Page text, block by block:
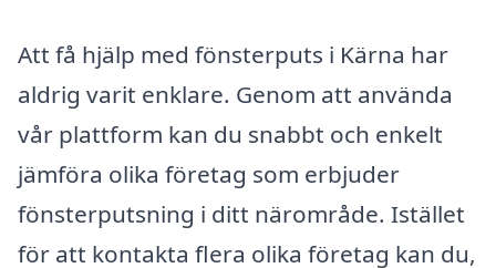
Att få hjälp med fönsterputs i Kärna har
aldrig varit enklare. Genom att använda
vår plattform kan du snabbt och enkelt
jämföra olika företag som erbjuder
fönsterputsning i ditt närområde. Istället
för att kontakta flera olika företag kan du,